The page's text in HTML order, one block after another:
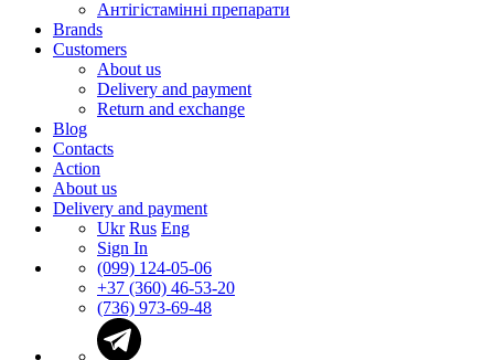
Антігістамінні препарати
Brands
Customers
About us
Delivery and payment
Return and exchange
Blog
Contacts
Action
About us
Delivery and payment
Ukr Rus Eng
Sign In
(099) 124-05-06
+37 (360) 46-53-20
(736) 973-69-48